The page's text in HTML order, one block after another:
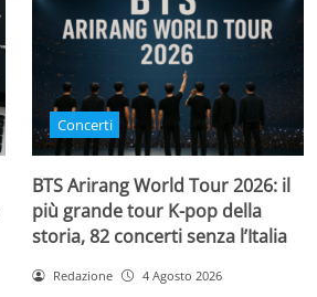
Concerti
BTS Arirang World Tour 2026: il
più grande tour K-pop della
storia, 82 concerti senza l’Italia
Redazione 4 Agosto 2026